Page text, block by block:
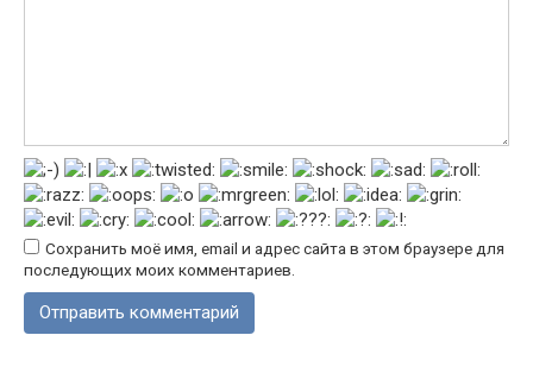
Сохранить моё имя, email и адрес сайта в этом браузере для
последующих моих комментариев.